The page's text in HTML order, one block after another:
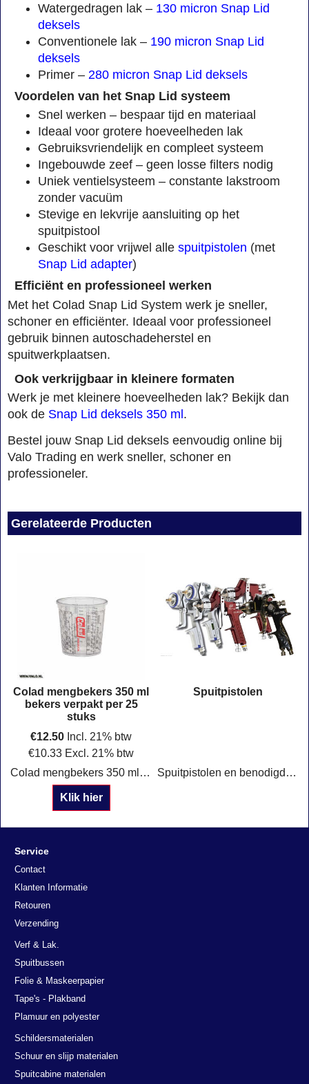
Watergedragen lak – 130 micron Snap Lid
deksels
Conventionele lak – 190 micron Snap Lid
deksels
Primer – 280 micron Snap Lid deksels
Voordelen van het Snap Lid systeem
Snel werken – bespaar tijd en materiaal
Ideaal voor grotere hoeveelheden lak
Gebruiksvriendelijk en compleet systeem
Ingebouwde zeef – geen losse filters nodig
Uniek ventielsysteem – constante lakstroom
zonder vacuüm
Stevige en lekvrije aansluiting op het
spuitpistool
Geschikt voor vrijwel alle spuitpistolen (met
Snap Lid adapter)
Efficiënt en professioneel werken
Met het Colad Snap Lid System werk je sneller,
schoner en efficiënter. Ideaal voor professioneel
gebruik binnen autoschadeherstel en
spuitwerkplaatsen.
Ook verkrijgbaar in kleinere formaten
Werk je met kleinere hoeveelheden lak? Bekijk dan
ook de Snap Lid deksels 350 ml .
Bestel jouw Snap Lid deksels eenvoudig online bij
Valo Trading en werk sneller, schoner en
professioneler.
Gerelateerde Producten
Colad mengbekers 350 ml
bekers verpakt per 25
stuks
€12.50 Incl. 21% btw
€10.33 Excl. 21% btw
Colad mengbekers 350 ml verpakt per 25 bekers. Kunststof beker met schaalverdeling
Klik hier
Spuitpistolen
Spuitpistolen en benodigdheden
Service
Contact
Klanten Informatie
Retouren
Verzending
Verf & Lak.
Spuitbussen
Folie & Maskeerpapier
Tape's - Plakband
Plamuur en polyester
Schildersmaterialen
Schuur en slijp materialen
Spuitcabine materialen